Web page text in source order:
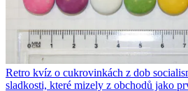
Retro kvíz o cukrovinkách z dob
sladkosti, které mizely z obchodů jako